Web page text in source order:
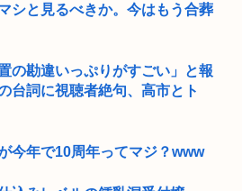
シと見るべきか。今はもう合葬
の勘違いっぷりがすごい」と報
台詞に視聴者絶句、高市とト
今年で10周年ってマジ？www